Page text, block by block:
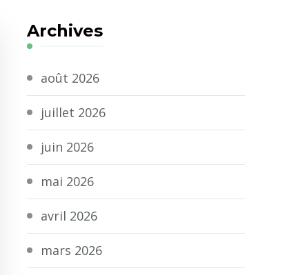
Archives
août 2026
juillet 2026
juin 2026
mai 2026
avril 2026
mars 2026